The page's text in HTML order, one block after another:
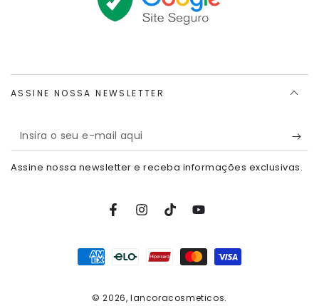
ASSINE NOSSA NEWSLETTER
Insira
o
seu
Assine nossa newsletter e receba informações exclusivas.
FacebookInstagram
TikTokYoutube
© 2026, lancoracosmeticos.